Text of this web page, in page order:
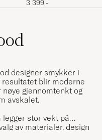
3 399,-
designer smykker i
blir moderne
gjennomtenkt og
avskalet.
stor vekt på
av materialer, design
Smykkene produseres i